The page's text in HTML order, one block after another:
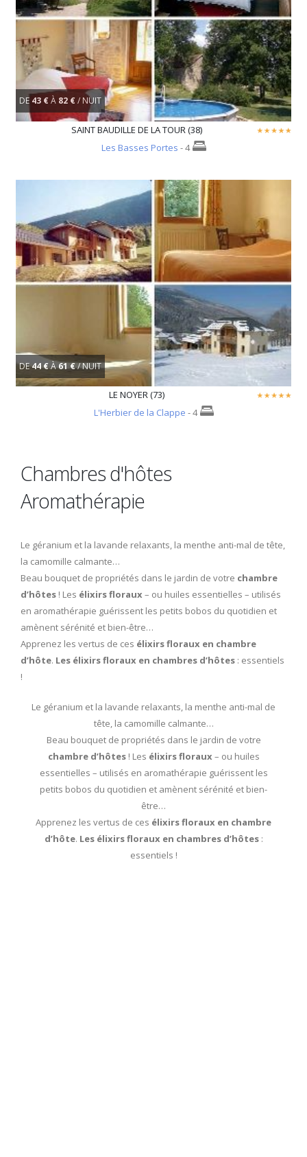
DE 43 €À 82 €/ NUIT
SAINT BAUDILLE DE LA TOUR (38)
Les Basses Portes - 4
DE44 €À61 €/ NUIT
LE NOYER (73)
L'Herbier de la Clappe - 4
Chambres d'hôtes
Aromathérapie
Le géranium et la lavande relaxants, la menthe anti-mal de tête,
la camomille calmante…
Beau bouquet de propriétés dans le jardin de votre chambre
d’hôtes ! Les élixirs floraux – ou huiles essentielles – utilisés
en aromathérapie guérissent les petits bobos du quotidien et
amènent sérénité et bien-être…
Apprenez les vertus de ces élixirs floraux en chambre
d’hôte. Les élixirs floraux en chambres d’hôtes : essentiels
!
Le géranium et la lavande relaxants, la menthe anti-mal de
tête, la camomille calmante…
Beau bouquet de propriétés dans le jardin de votre
chambre d’hôtes! Les élixirs floraux – ou huiles
essentielles – utilisés en aromathérapie guérissent les
petits bobos du quotidien et amènent sérénité et bien-
être…
Apprenez les vertus de ces élixirs floraux en chambre
d’hôte. Les élixirs floraux en chambres d’hôtes:
essentiels !